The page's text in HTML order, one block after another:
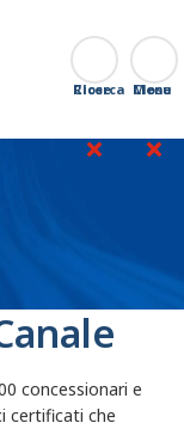
Ricerca
Close
concessionari e
certificati che